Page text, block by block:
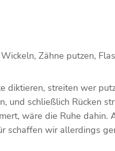
Zähne putzen,
diktieren, streiten wer
und schließlich Rücken
wäre die Ruhe dahin.
schaffen wir allerdings